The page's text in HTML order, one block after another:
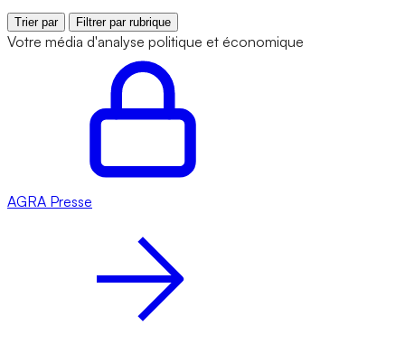
Trier par Filtrer par rubrique
Votre média d'analyse politique et économique
AGRA Presse